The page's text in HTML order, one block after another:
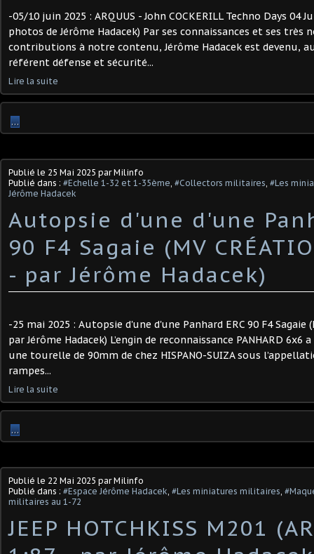
-05/10 juin 2025 : ARQUUS - John COCKERILL Techno Days 04
photos de Jérôme Hadacek) Par ses connaissances et ses très
contributions à notre contenu, Jérôme Hadacek est devenu,
référent défense et sécurité...
Lire la suite
…
Publié le 25 Mai 2025 par Milinfo
Publié dans : #Echelle 1-32 et 1-35ème, #Collectors militaires, #Les
Jérôme Hadacek
Autopsie d'une d'une
90 F4 Sagaie (MV
- par Jérôme Hadacek) ​
-25 mai 2025 : Autopsie d'une d'une Panhard ERC 90 F4 Sagaie
par Jérôme Hadacek) L’engin de reconnaissance PANHARD 6x6
une tourelle de 90mm de chez HISPANO-SUIZA sous
rampes...
Lire la suite
…
Publié le 22 Mai 2025 par Milinfo
Publié dans : #Espace Jérôme Hadacek, #Les miniatures militaires,
militaires au 1-72
JEEP HOTCHKISS M201